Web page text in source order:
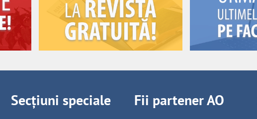
Secțiuni speciale Fii partener AO